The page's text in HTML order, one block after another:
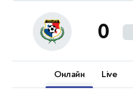
0
Онлайн Live